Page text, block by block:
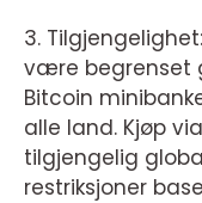
3.
være begrenset
Bitcoin
alle land. Kjøp
tilgjengelig
restriksjoner